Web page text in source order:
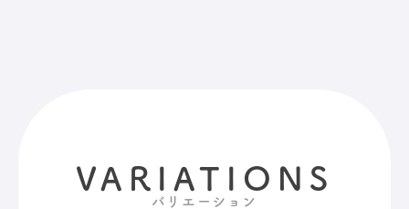
VARIATIONS
バリエーション